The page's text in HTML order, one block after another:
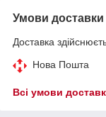
Умови доставки
Доставка
Нова Пошта
Всі умови